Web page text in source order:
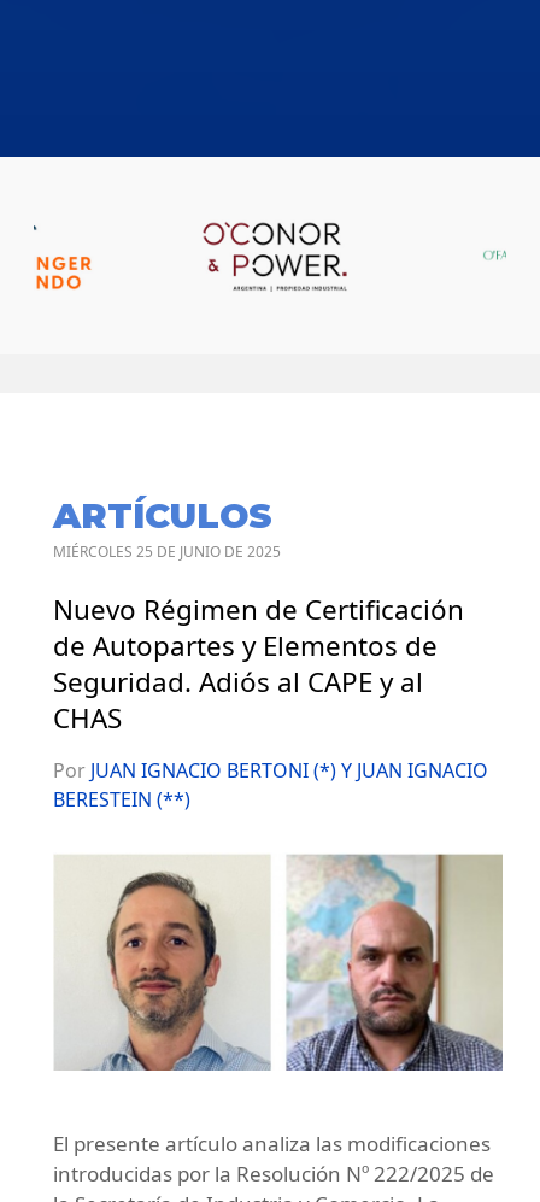
ARTÍCULOS
MIÉRCOLES 25 DE JUNIO DE 2025
Nuevo Régimen de Certificación
de Autopartes y Elementos de
Seguridad. Adiós al CAPE y al
CHAS
Por JUAN IGNACIO BERTONI (*) Y JUAN IGNACIO
BERESTEIN (**)
El presente artículo analiza las modificaciones
introducidas por la Resolución Nº 222/2025 de